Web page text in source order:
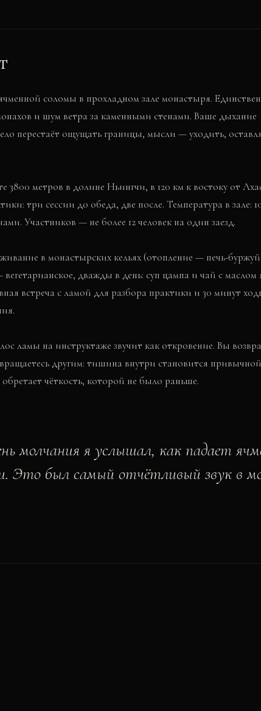
соломы в прохладном зале монастыря.
и шум ветра за каменными стенами. Ваше дыхание
перестаёт ощущать границы, мысли — уходить,
3800 метров в долине Ньингчи, в 120 км к востоку от
три сессии до обеда, две после. Температура в зале:
Участников — не более 12 человек на один заезд.
в монастырских кельях (отопление — печь-
дважды в день: суп цампа и чай с маслом
встреча с ламой для разбора практики и 30 минут
ламы на инструктаже звучит как откровение. Вы
другим: тишина внутри становится
чёткость, которой не было раньше.
молчания я услышал, как падает
Это был самый отчётливый звук в